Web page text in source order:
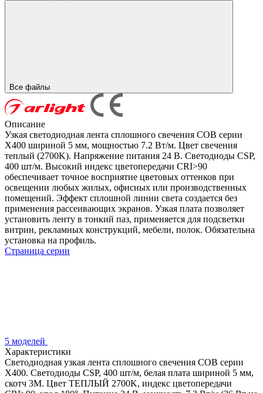
Все файлы
Описание
Узкая светодиодная лента сплошного свечения COB серии
X400 шириной 5 мм, мощностью 7.2 Вт/м. Цвет свечения
теплый (2700K). Напряжение питания 24 В. Светодиоды CSP,
400 шт/м. Высокий индекс цветопередачи CRI>90
обеспечивает точное восприятие цветовых оттенков при
освещении любых жилых, офисных или производственных
помещений. Эффект сплошной линии света создается без
применения рассеивающих экранов. Узкая плата позволяет
установить ленту в тонкий паз, применяется для подсветки
витрин, рекламных конструкций, мебели, полок. Обязательна
установка на профиль.
Страница серии
5 моделей
Характеристики
Светодиодная узкая лента сплошного свечения COB серии
X400. Светодиоды CSP, 400 шт/м, белая плата шириной 5 мм,
скотч 3M. Цвет ТЕПЛЫЙ 2700K, индекс цветопередачи